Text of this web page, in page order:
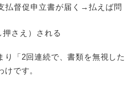
払督促申立書が届く→払えば問
さえ）される
り「2回連続で、書類を無視した
けです。